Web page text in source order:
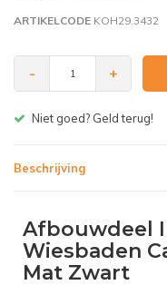
ARTIKELCODE KOH29.3432
- +
Gratis bezorgen v.a.
Beschrijving
Afbouwdeel
Wiesbaden
Mat Zwart